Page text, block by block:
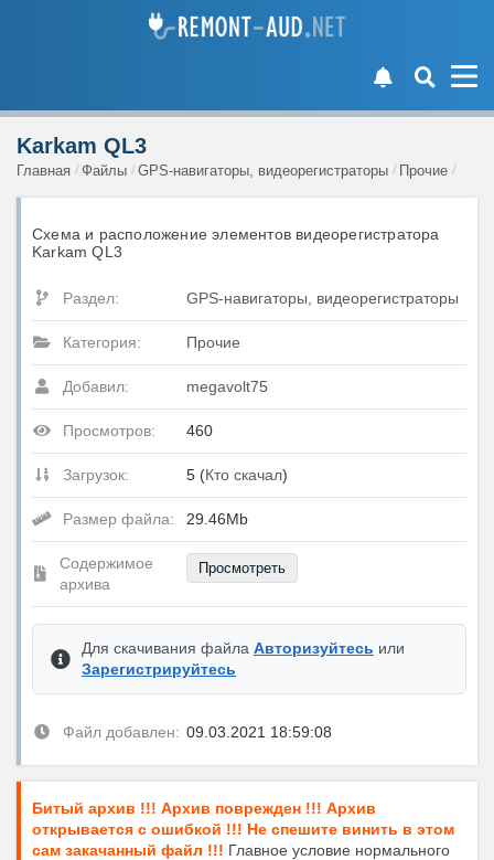
Karkam QL3
Главная Файлы GPS-навигаторы, видеорегистраторы Прочие
Схема и расположение элементов видеорегистратора
Karkam QL3
Раздел: GPS-навигаторы, видеорегистраторы
Категория: Прочие
Добавил: megavolt75
Просмотров: 460
Загрузок: 5 (Кто скачал)
Размер файла: 29.46Mb
Содержимое
архива
Просмотреть
Для скачивания файла Авторизуйтесь или
Зарегистрируйтесь
Файл добавлен: 09.03.2021 18:59:08
Битый архив !!! Архив поврежден !!! Архив
открывается с ошибкой !!! Не спешите винить в этом
сам закачанный файл !!! Главное условие нормального